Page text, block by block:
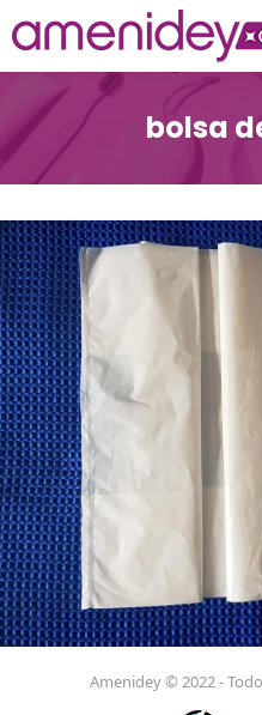
bolsa
Amenidey © 2022 -